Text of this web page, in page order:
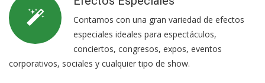
Contamos con una gran variedad de efectos
especiales ideales para espectáculos,
conciertos, congresos, expos, eventos
corporativos, sociales y cualquier tipo de show.